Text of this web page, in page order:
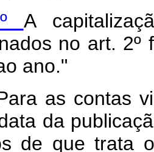
A
no art.
ano."
as contas
da
de que trata